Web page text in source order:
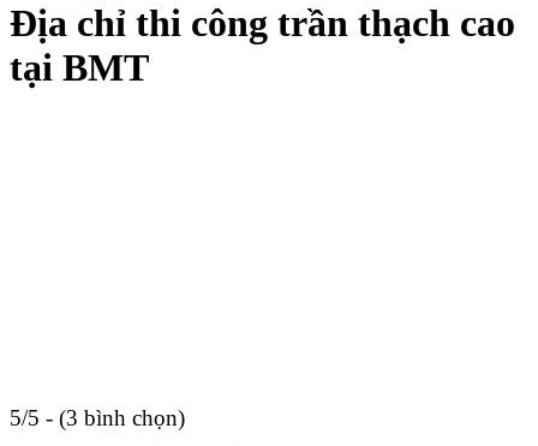
Địa chỉ thi công trần thạch cao
tại BMT
5/5 - (3 bình chọn)